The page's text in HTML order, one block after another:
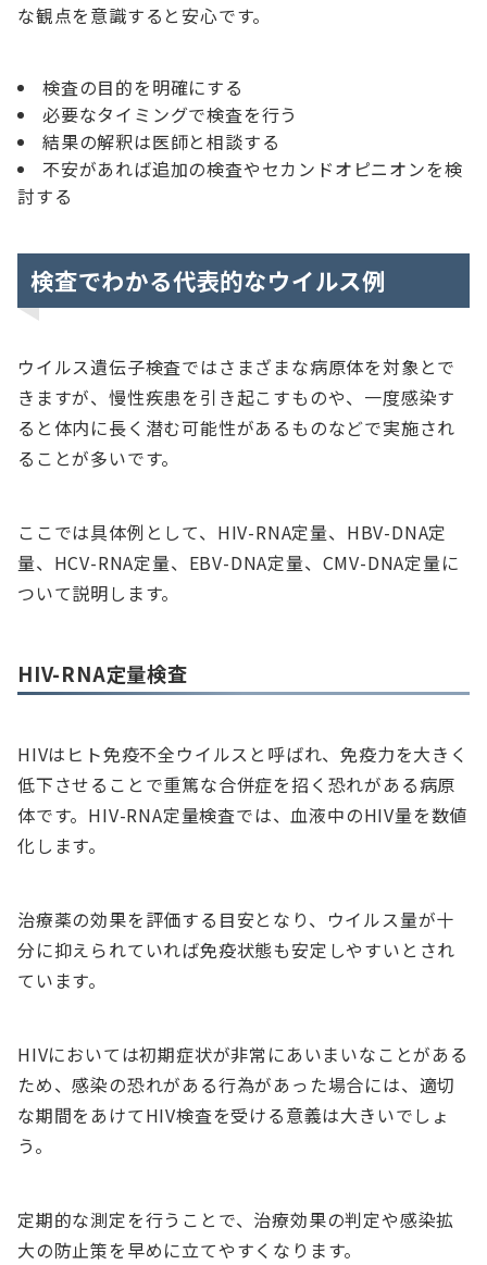
な観点を意識すると安心です。
検査の目的を明確にする
必要なタイミングで検査を行う
結果の解釈は医師と相談する
不安があれば追加の検査やセカンドオピニオンを検
討する
検査でわかる代表的なウイルス例
ウイルス遺伝子検査ではさまざまな病原体を対象とで
きますが、慢性疾患を引き起こすものや、一度感染す
ると体内に長く潜む可能性があるものなどで実施され
ることが多いです。
ここでは具体例として、HIV-RNA定量、HBV-DNA定
量、HCV-RNA定量、EBV-DNA定量、CMV-DNA定量に
ついて説明します。
HIV-RNA定量検査
HIVはヒト免疫不全ウイルスと呼ばれ、免疫力を大きく
低下させることで重篤な合併症を招く恐れがある病原
体です。HIV-RNA定量検査では、血液中のHIV量を数値
化します。
治療薬の効果を評価する目安となり、ウイルス量が十
分に抑えられていれば免疫状態も安定しやすいとされ
ています。
HIVにおいては初期症状が非常にあいまいなことがある
ため、感染の恐れがある行為があった場合には、適切
な期間をあけてHIV検査を受ける意義は大きいでしょ
う。
定期的な測定を行うことで、治療効果の判定や感染拡
大の防止策を早めに立てやすくなります。